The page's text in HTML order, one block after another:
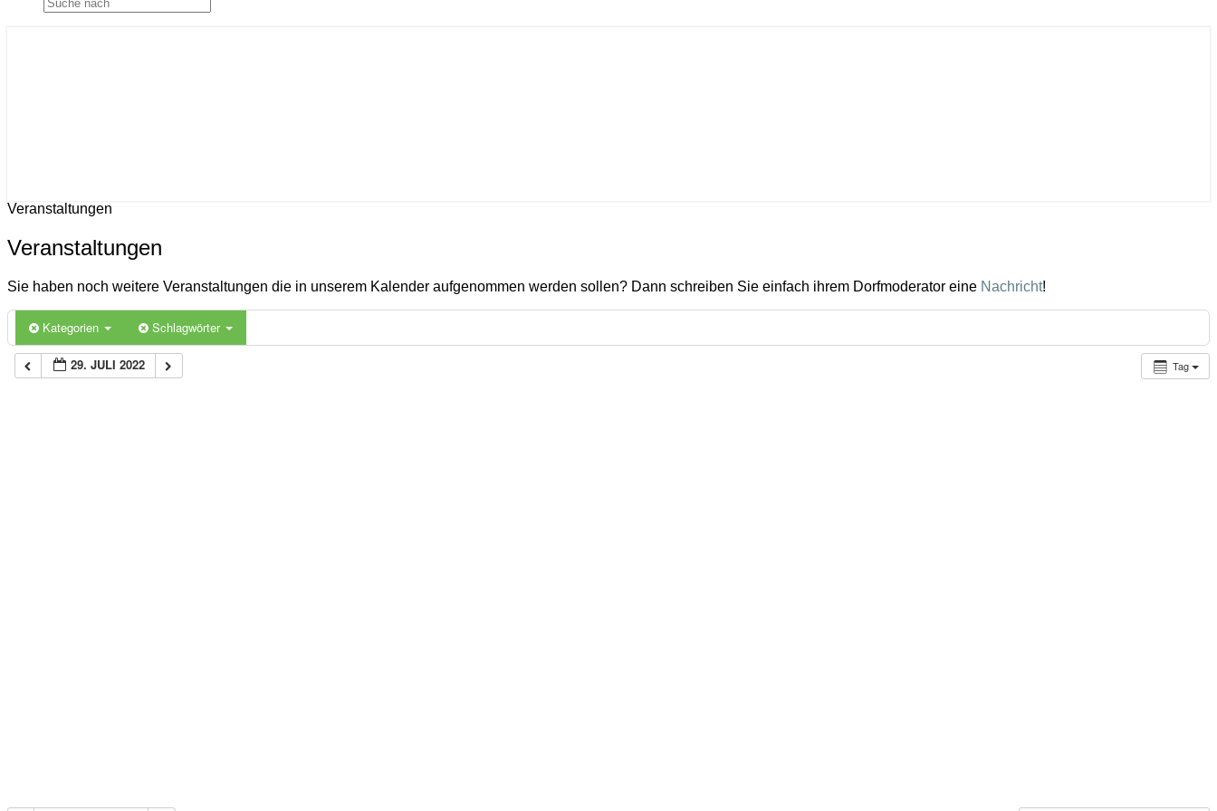
Veranstaltungen
Veranstaltungen
Sie haben noch weitere Veranstaltungen die in unserem Kalender aufgenommen werden sollen? Dann schreiben Sie einfach ihrem Dorfmoderator eine Nachricht!
Kategorien Schlagwörter
Tag
29. JULI 2022